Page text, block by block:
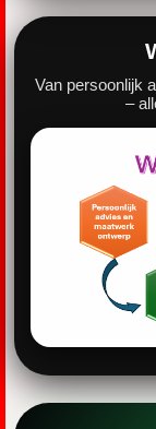
Van persoonlijk
–